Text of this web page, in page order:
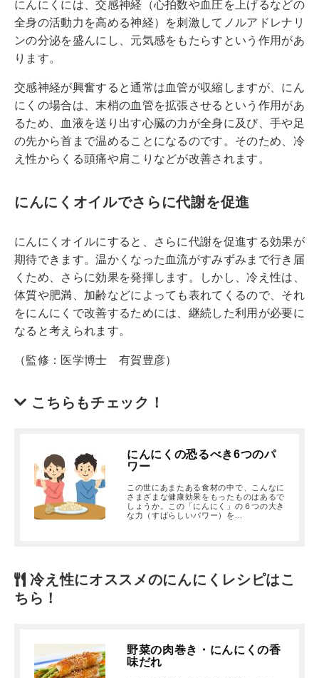
にんにくには、交感神経（心拍数や血圧を上げるなどの
全身の活動力を高める神経）を刺激してノルアドレナリ
ンの分泌を盛んにし、元気感をもたらすという作用があ
ります。
交感神経が興奮すると通常は血管が収縮しますが、にん
にくの場合は、末梢の血管を拡張させるという作用があ
るため、血液を送り出す心臓の力が全身に及び、手や足
の先から首まで温めることになるのです。そのため、冷
え性からくる頭痛や肩こりなどが改善されます。
にんにくオイルでさらに代謝を促進
にんにくオイルにすると、さらに代謝を促進する効果が
期待できます。温かくなった血流がすみずみまで行き届
くため、さらに効果を発揮します。しかし、冷え性は、
体質や肥満、加齢などによっても表れてくるので、それ
をにんにくで改善するためには、継続した利用が必要に
なると考えられます。
（監修：医学博士 有賀豊彦）
こちらもチェック！
にんにくの恐るべき6つのパ
ワー
この世にあまたある食材の中で、こんなに
さまざまな健康効果をもったものはあるで
しょうか。この「にんにく」の６つの大き
な力（すばらしいパワー）を...
冷え性にオススメのにんにくレシピはこ
ちら！
野菜の肉巻き・にんにくの香
味だれ